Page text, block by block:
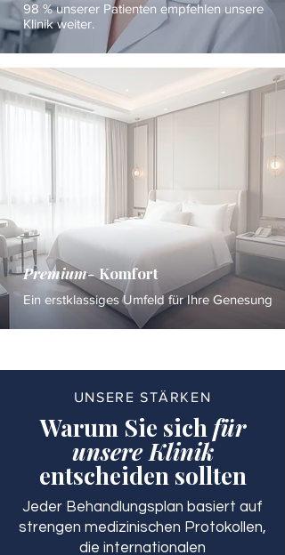
98 % unserer Patienten empfehlen unsere
Klinik weiter.
Premium-Komfort
Ein erstklassiges Umfeld für Ihre Genesung
UNSERE STÄRKEN
Warum Sie sichfür
unsere Klinik
entscheiden sollten
Jeder Behandlungsplan basiert auf
strengen medizinischen Protokollen,
die internationalen